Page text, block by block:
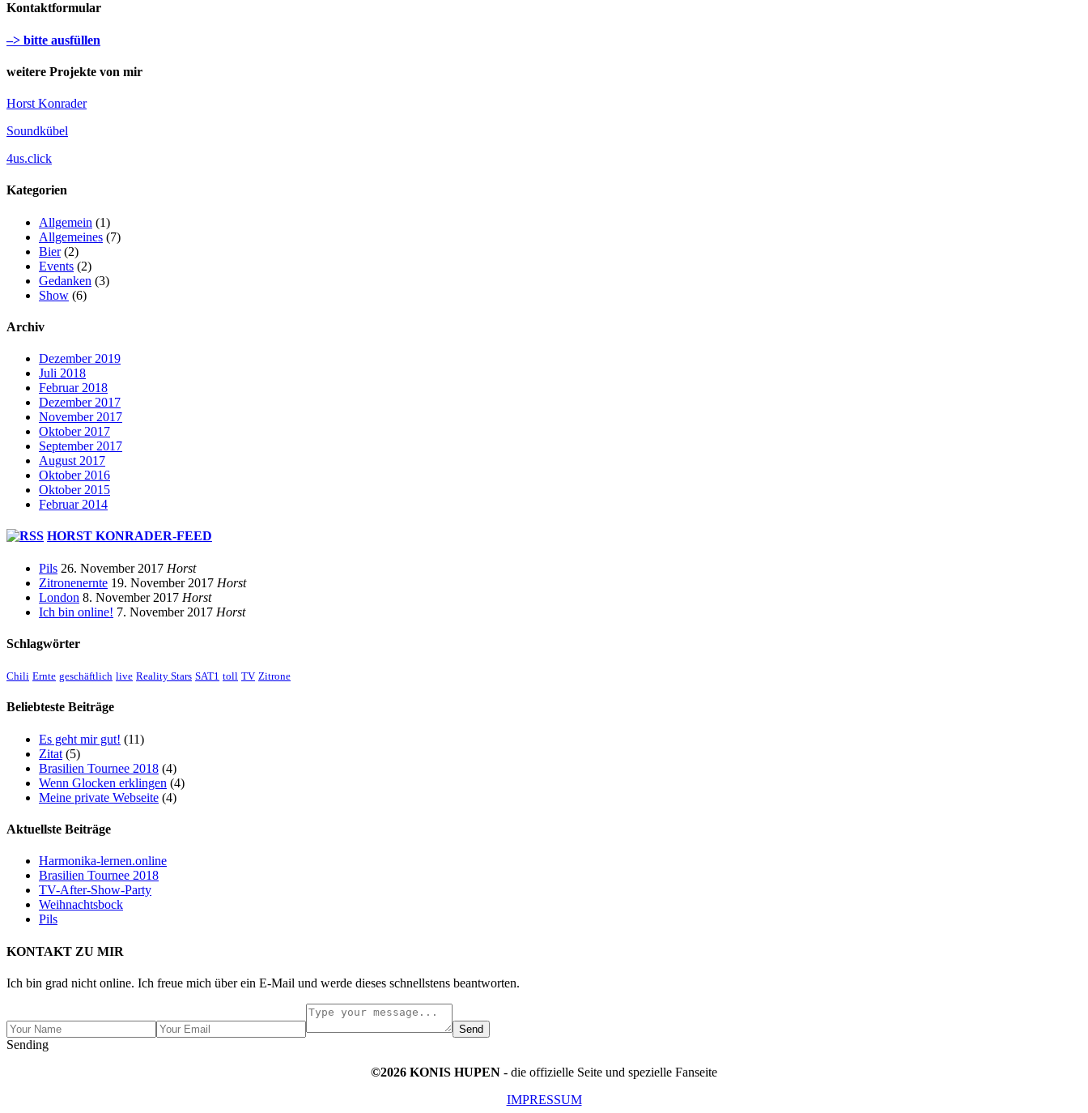
Kontaktformular
–> bitte ausfüllen
weitere Projekte von mir
Horst Konrader
Soundkübel
4us.click
Kategorien
Allgemein (1)
Allgemeines (7)
Bier(2)
Events (2)
Gedanken (3)
Show (6)
Archiv
Dezember 2019
Juli 2018
Februar 2018
Dezember 2017
November 2017
Oktober 2017
September 2017
August 2017
Oktober 2016
Oktober 2015
Februar 2014
HORST KONRADER-FEED
Pils 26. November 2017 Horst
Zitronenernte 19. November 2017 Horst
London 8. November 2017 Horst
Ich bin online! 7. November 2017 Horst
Schlagwörter
Chili Ernte geschäftlich live Reality Stars SAT1 toll TV Zitrone
Beliebteste Beiträge
Es geht mir gut! (11)
Zitat (5)
Brasilien Tournee 2018 (4)
Wenn Glocken erklingen (4)
Meine private Webseite (4)
Aktuellste Beiträge
Harmonika-lernen.online
Brasilien Tournee 2018
TV-After-Show-Party
Weihnachtsbock
Pils
KONTAKT ZU MIR
Ich bin grad nicht online. Ich freue mich über ein E-Mail und werde dieses schnellstens beantworten.
Send
Sending
©2026 KONIS HUPEN - die offizielle Seite und spezielle Fanseite
IMPRESSUM